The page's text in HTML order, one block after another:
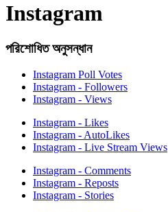
Instagram
পরিশোধিত অনুসন্ধান
Instagram Poll Votes
Instagram - Followers
Instagram - Views
Instagram - Likes
Instagram - AutoLikes
Instagram - Live Stream Views
Instagram - Comments
Instagram - Reposts
Instagram - Stories